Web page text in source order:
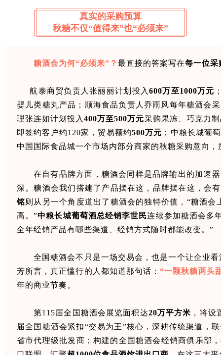
真实的采购预算
秋糖不仅“值得来”也“必须来”
糖酒会为何“必须来”？ 最直接的答案写在每一位采
航泰商贸负责人张丽丽计划投入600万至1000万元
婴儿类糖丸产品； 顺海食品负责人乔雨风每年糖酒会
理张连如计划投入400万至500万元采购果冻、巧克力
即签约客户约120家，贸易额约500万元 ； 中粮长城葡
中国国际食品城一个市场内部分商家的秋糖采购意向
在自有品牌方面，糖酒会同样是品牌输出的加速
深。糖酒会我们搭建了产品摆在这，品牌摆在这，会
铭则从另一个角度道出了糖酒会的独特价值，“糖酒
高。”中粮长城葡萄酒总经销李世民连续参加糖酒会多
全年经销产品有哪些渠道、经销方式随时都能改变。”
全国糖酒会不只是一场交易会，也是一个让企业
芳所言，真正懂行的人都知道那句话：“一颗秋糖两头
年的商业节奏。
第115届全国糖酒会展览面积达20万平方米 ，将设
届全国糖酒会紧扣“交易为王”核心，深耕传统渠道，
省市代理级批发商；构建的全国糖酒会经销商俱乐部